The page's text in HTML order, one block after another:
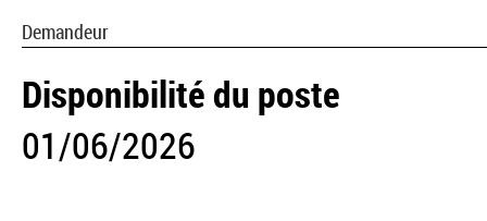
Demandeur
Disponibilité du poste
01/06/2026